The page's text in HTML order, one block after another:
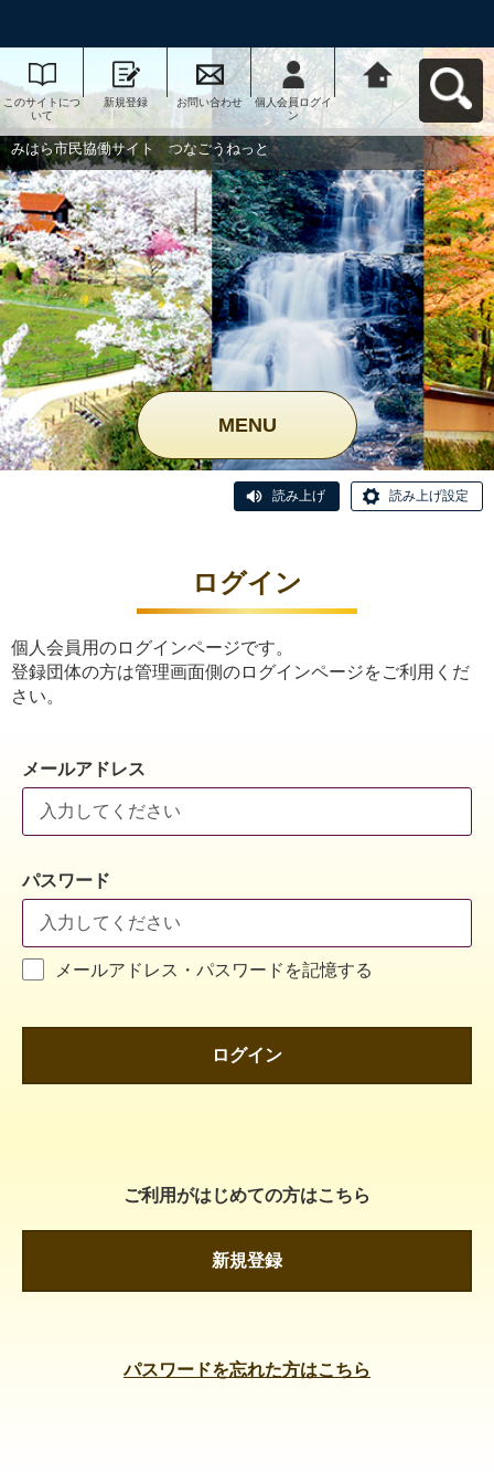
このサイトにつ
いて
新規登録 お問い合わせ
個人会員ログイ
ン
みはら市民協働
サイト つなご
うねっとへ戻る
みはら市民協働サイト つなごうねっと
MENU
読み上げ 読み上げ設定
ログイン
個人会員用のログインページです。
登録団体の方は管理画面側のログインページをご利用くだ
さい。
メールアドレス
パスワード
メールアドレス・パスワードを記憶する
ログイン
ご利用がはじめての方はこちら
新規登録
パスワードを忘れた方はこちら